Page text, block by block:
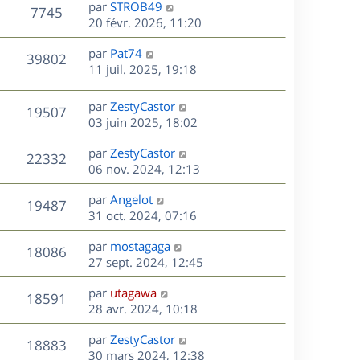
s
n
i
e
r
m
e
s
s
a
g
e
7745V
u
e
D
e
r
n
i
e
r
m
e
s
s
a
g
e
par STROB49
20 févr. 2026, 11:20
39802V
u
e
D
e
n
i
e
r
m
e
s
s
a
g
e
par Pat74
11 juil. 2025, 19:18
19507V
u
e
s
D
e
r
n
i
e
r
m
e
s
s
a
g
e
par ZestyCastor
03 juin 2025, 18:02
22332V
u
D
e
r
n
i
e
r
m
e
s
s
a
g
par ZestyCastor
06 nov. 2024, 12:13
19487V
u
e
D
e
r
n
i
e
r
m
e
s
par Angelot
31 oct. 2024, 07:16
18086V
u
s
D
e
r
n
i
e
r
par mostagaga
27 sept. 2024, 12:45
18591
u
e
D
e
r
n
i
par utagawa
28 avr. 2024, 10:18
18883V
D
e
par ZestyCastor
30 mars 2024, 12:38